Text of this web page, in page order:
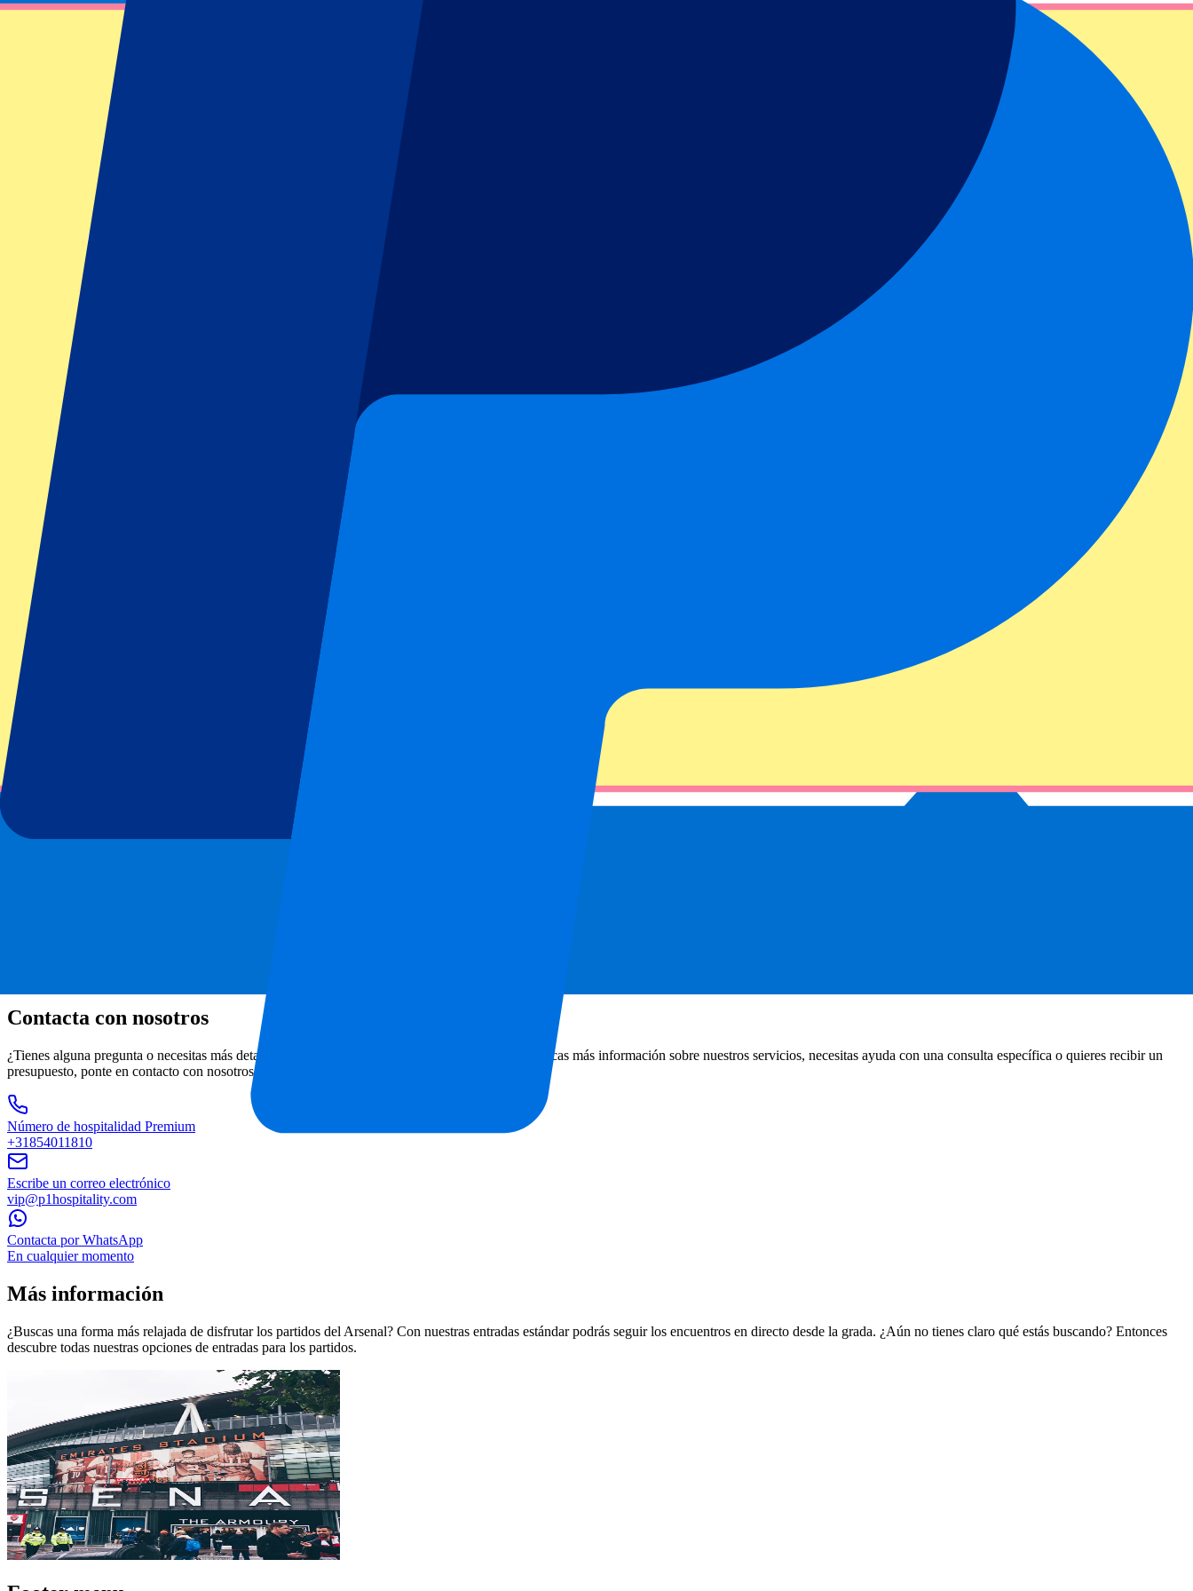
Contacta con nosotros
¿Tienes alguna pregunta o necesitas más detalles? ¡Estamos a tu disposición para ayudarte! Si buscas más información sobre nuestros servicios, necesitas ayuda con una consulta específica o quieres recibir un
presupuesto, ponte en contacto con nosotros.
Número de hospitalidad Premium
+31854011810
Escribe un correo electrónico
vip@p1hospitality.com
Contacta por WhatsApp
En cualquier momento
Más información
¿Buscas una forma más relajada de disfrutar los partidos del Arsenal? Con nuestras entradas estándar podrás seguir los encuentros en directo desde la grada. ¿Aún no tienes claro qué estás buscando? Entonces
descubre todas nuestras opciones de entradas para los partidos.